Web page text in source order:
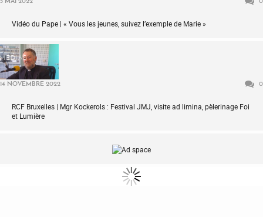
Vidéo du Pape | « Vous les jeunes, suivez l’exemple de Marie »
MÉDIAS
14 NOVEMBRE 2022 0
RCF Bruxelles | Mgr Kockerols : Festival JMJ, visite ad limina, pèlerinage Foi
et Lumière